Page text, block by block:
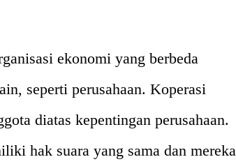
ekonomi yang berbeda
seperti perusahaan. Koperasi
diatas kepentingan perusahaan.
hak suara yang sama dan mereka